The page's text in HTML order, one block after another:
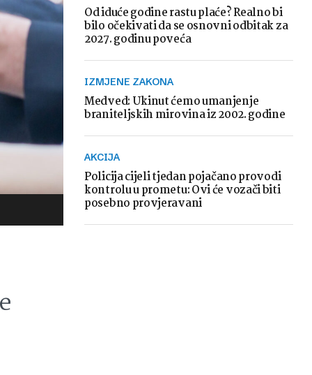
Od iduće godine rastu plaće? Realno bi
bilo očekivati da se osnovni odbitak za
2027. godinu poveća
IZMJENE ZAKONA
Medved: Ukinut ćemo umanjenje
braniteljskih mirovina iz 2002. godine
AKCIJA
Policija cijeli tjedan pojačano provodi
kontrolu u prometu: Ovi će vozači biti
posebno provjeravani